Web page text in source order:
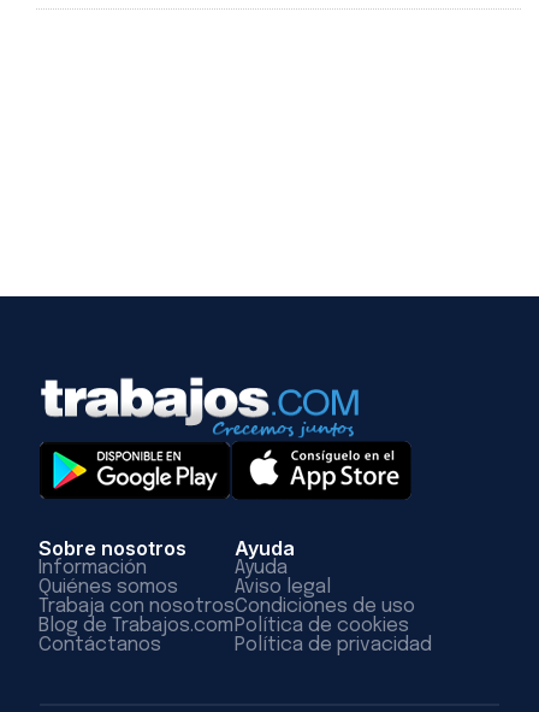
Sobre nosotros
Información
Quiénes somos
Trabaja con nosotros
Blog de Trabajos.com
Contáctanos
Ayuda
Ayuda
Aviso legal
Condiciones de uso
Política de cookies
Política de privacidad